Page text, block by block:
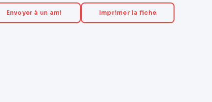
Envoyer à un ami Imprimer la fiche